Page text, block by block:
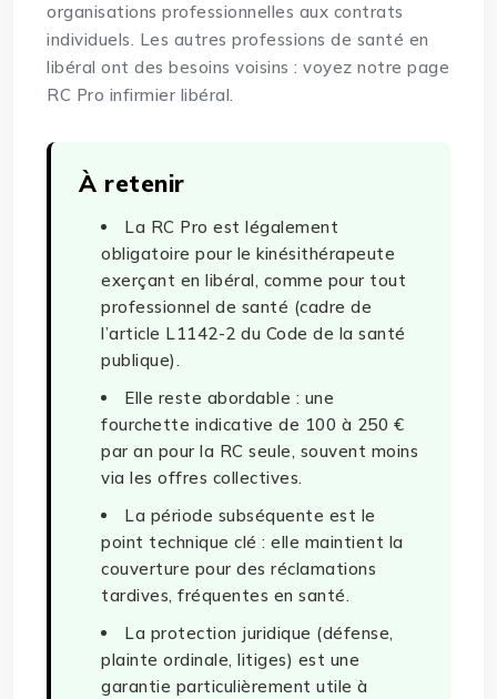
organisations professionnelles aux contrats
individuels. Les autres professions de santé en
libéral ont des besoins voisins : voyez notre page
RC Pro infirmier libéral.
À retenir
La RC Pro est légalement
obligatoire pour le kinésithérapeute
exerçant en libéral, comme pour tout
professionnel de santé (cadre de
l’article L1142-2 du Code de la santé
publique).
Elle reste abordable : une
fourchette indicative de 100 à 250 €
par an pour la RC seule, souvent moins
via les offres collectives.
La période subséquente est le
point technique clé : elle maintient la
couverture pour des réclamations
tardives, fréquentes en santé.
La protection juridique (défense,
plainte ordinale, litiges) est une
garantie particulièrement utile à